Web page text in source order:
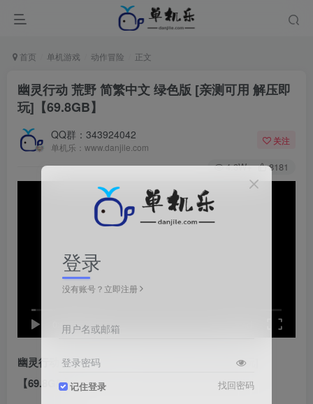
首页 单机游戏 动作冒险 正文
幽灵行动 荒野 简繁中文 绿色版 [亲测可用 解压即
玩]【69.8GB】
QQ群：343924042
单机乐：www.danjile.com
关注
4.3W+ 8181
0:00/02:17
幽灵行动 荒野 简繁中文 绿色版 [亲测可用 解压即玩]
【69.8GB】
登录
没有账号？立即注册
用户名或邮箱
登录密码
记住登录 找回密码